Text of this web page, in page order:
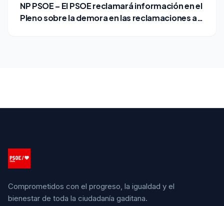
NP PSOE – El PSOE reclamará información en el
Pleno sobre la demora en las reclamaciones al
Comprometidos con el progreso, la igualdad y el
bienestar de toda la ciudadanía gaditana.